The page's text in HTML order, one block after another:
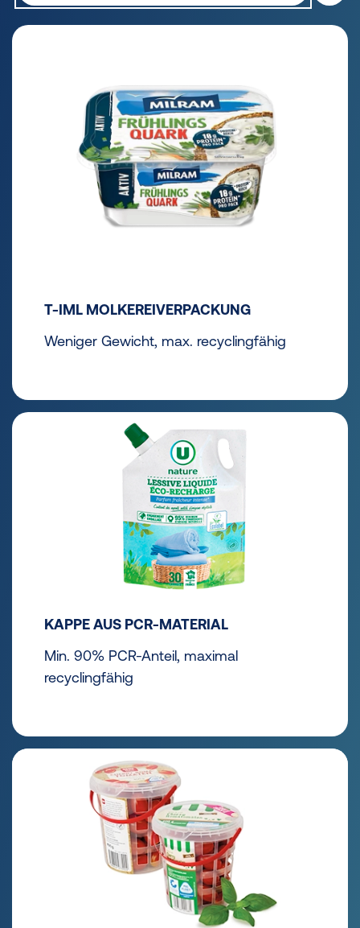
T-IML MOLKEREIVERPACKUNG
Weniger Gewicht, max. recyclingfähig
KAPPE AUS PCR-MATERIAL
Min. 90% PCR-Anteil, maximal
recyclingfähig